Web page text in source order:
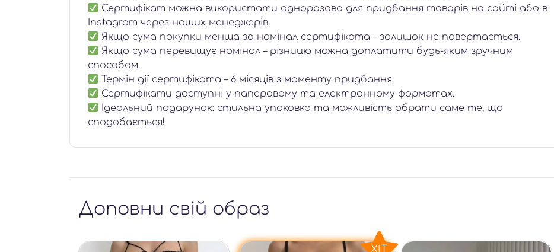
Сертифікат можна використати одноразово для придбання товарів на сайті або в
Instagram через наших менеджерів.
Якщо сума покупки менша за номінал сертифіката – залишок не повертається.
Якщо сума перевищує номінал – різницю можна доплатити будь-яким зручним
способом.
Термін дії сертифіката – 6 місяців з моменту придбання.
Сертифікати доступні у паперовому та електронному форматах.
Ідеальний подарунок: стильна упаковка та можливість обрати саме те, що
сподобається!
Доповни свій образ